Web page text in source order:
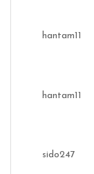
hantam11
hantam11
sido247